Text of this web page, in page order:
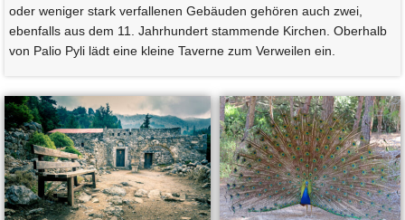
oder weniger stark verfallenen Gebäuden gehören auch zwei,
ebenfalls aus dem 11. Jahrhundert stammende Kirchen. Oberhalb
von Palio Pyli lädt eine kleine Taverne zum Verweilen ein.